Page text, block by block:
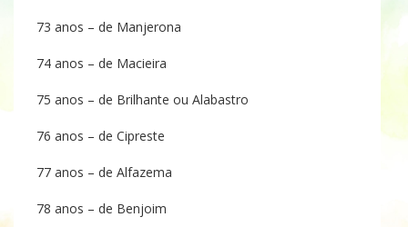
73 anos – de Manjerona
74 anos – de Macieira
75 anos – de Brilhante ou Alabastro
76 anos – de Cipreste
77 anos – de Alfazema
78 anos – de Benjoim